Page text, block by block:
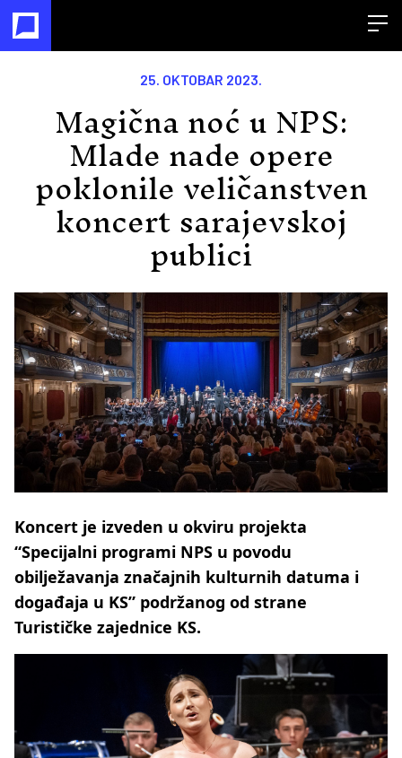
25. OKTOBAR 2023.
Magična noć u NPS:
Mlade nade opere
poklonile veličanstven
koncert sarajevskoj
publici
Koncert je izveden u okviru projekta
“Specijalni programi NPS u povodu
obilježavanja značajnih kulturnih datuma i
događaja u KS” podržanog od strane
Turističke zajednice KS.